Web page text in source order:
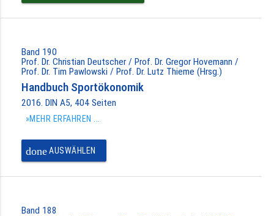
Band 190
Prof. Dr. Christian Deutscher / Prof. Dr. Gregor Hovemann /
Prof. Dr. Tim Pawlowski / Prof. Dr. Lutz Thieme (Hrsg.)
Handbuch Sportökonomik
2016. DIN A5, 404 Seiten
»MEHR ERFAHREN ...
doneAUSWÄHLEN
Band 188